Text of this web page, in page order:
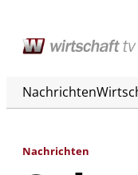
Nachrichten
Nachrichten